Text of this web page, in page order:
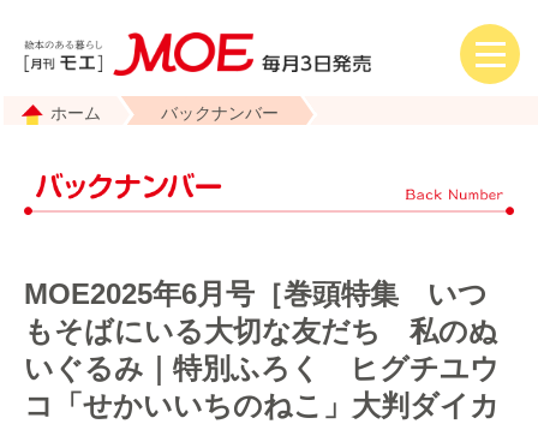
ホーム バックナンバー
MOE2025年6月号［巻頭特集 いつ
もそばにいる大切な友だち 私のぬ
いぐるみ｜特別ふろく ヒグチユウ
コ「せかいいちのねこ」大判ダイカ